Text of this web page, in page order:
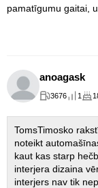
pamatīgumu gaitai,
anoagask
3676 1
TomsTimosko
noteikt
kaut kas starp
interjera dizaina
interjers nav tik